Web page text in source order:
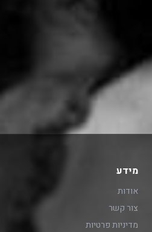
מידע
אודות
צור קשר
מדיניות פרטיות